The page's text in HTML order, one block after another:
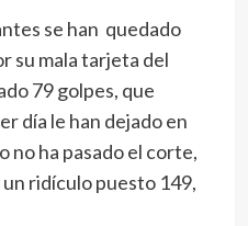
se han quedado
su mala tarjeta del
79 golpes, que
día le han dejado en
no ha pasado el corte,
ridículo puesto 149,